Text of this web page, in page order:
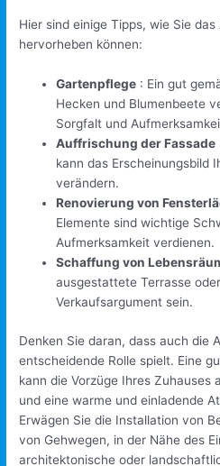
Hier sind einige Tipps, wie Sie
hervorheben können:
Gartenpflege : Ein gut
Hecken und Blumenbeete
Sorgfalt und
Auffrischung der Fassade
kann das Erscheinungsbild
verändern.
Renovierung von
Elemente sind wichtige
Aufmerksamkeit verdienen.
Schaffung von
ausgestattete Terrasse
Verkaufsargument sein.
Denken Sie daran, dass auch die
entscheidende Rolle spielt. Eine
kann die Vorzüge Ihres Zuhauses
und eine warme und einladende
Erwägen Sie die Installation von
von Gehwegen, in der Nähe des
architektonische oder